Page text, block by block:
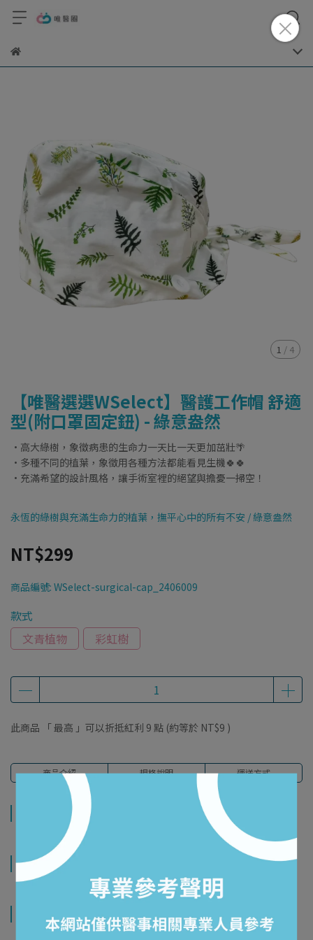
1 / 4
【唯醫選選WSelect】醫護工作帽 舒適
型(附口罩固定鈕) - 綠意盎然
·高大綠樹，象徵病患的生命力一天比一天更加茁壯🌴
·多種不同的植葉，象徵用各種方法都能看見生機🍀🍀
·充滿希望的設計風格，讓手術室裡的絕望與擔憂一掃空！
永恆的綠樹與充滿生命力的植葉，撫平心中的所有不安 / 綠意盎然
NT$299
商品編號: WSelect-surgical-cap_2406009
款式
文青植物
彩虹樹
此商品 「 最高 」可以折抵紅利 9 點 (約等於 NT$9 )
商品介紹 規格說明 運送方式
商品介紹
規格說明
運送方式